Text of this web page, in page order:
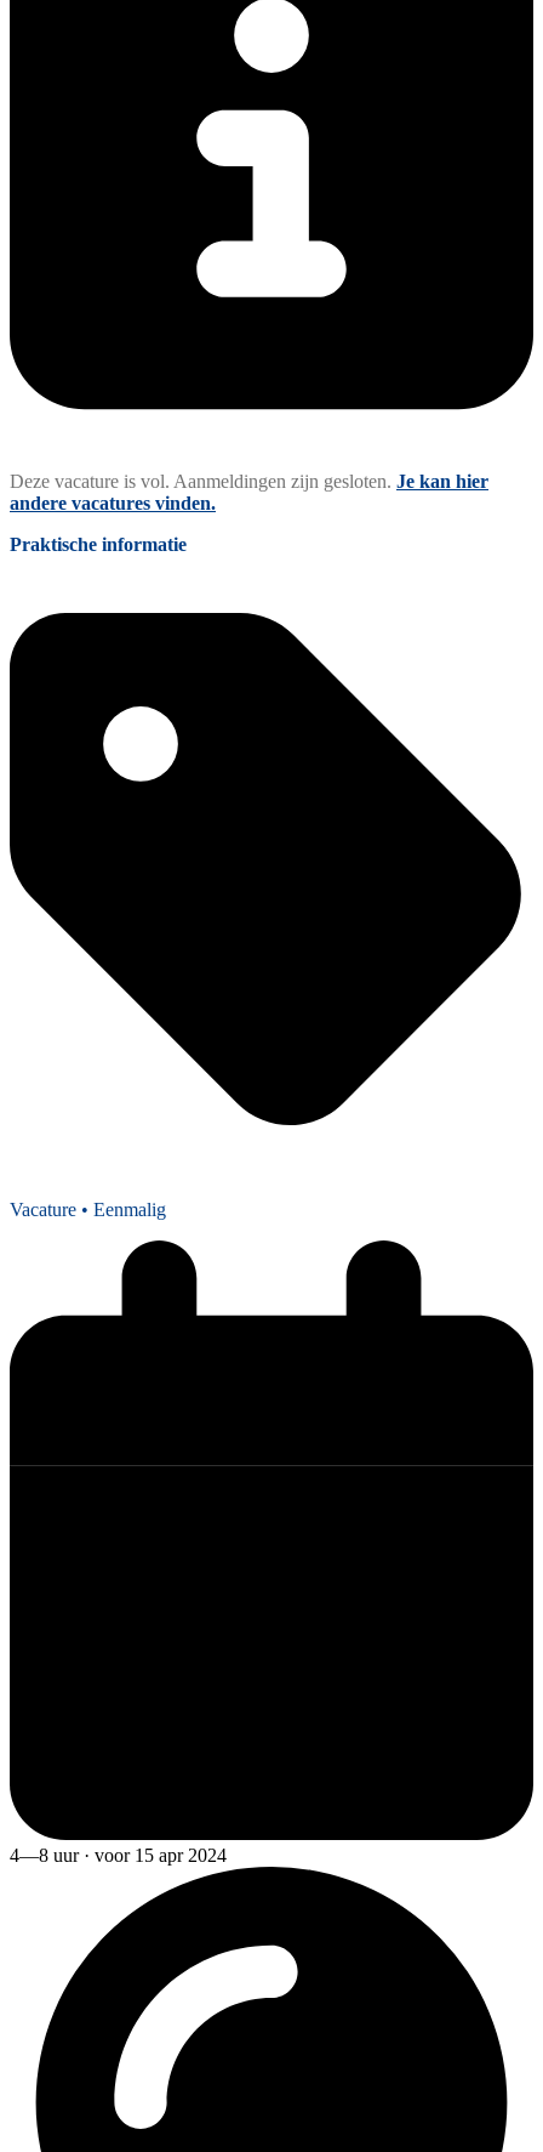
Deze vacature is vol. Aanmeldingen zijn gesloten. Je kan hier
andere vacatures vinden.
Praktische informatie
Vacature • Eenmalig
4—8 uur · voor 15 apr 2024